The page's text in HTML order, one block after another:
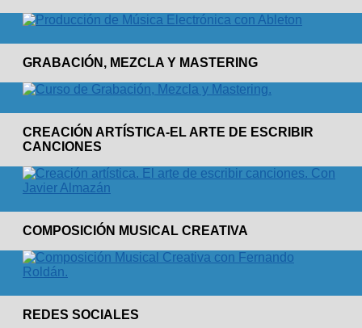
GRABACIÓN, MEZCLA Y MASTERING
CREACIÓN ARTÍSTICA-EL ARTE DE ESCRIBIR
CANCIONES
COMPOSICIÓN MUSICAL CREATIVA
REDES SOCIALES